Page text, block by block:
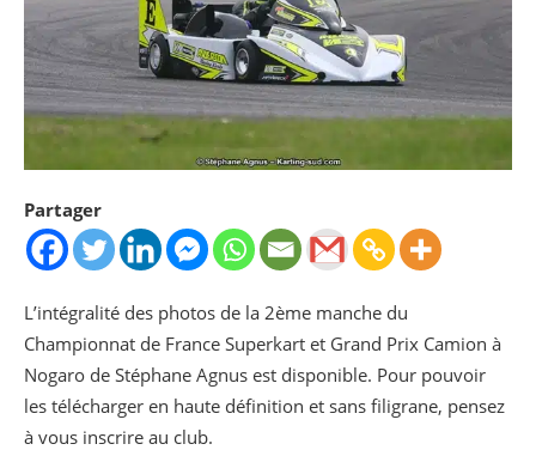
Partager
L’intégralité des photos de la 2ème manche du
Championnat de France Superkart et Grand Prix Camion à
Nogaro de Stéphane Agnus est disponible. Pour pouvoir
les télécharger en haute définition et sans filigrane, pensez
à vous inscrire au club.